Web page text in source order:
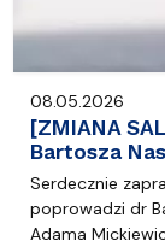
08.05.2026
[ZMIANA
Bartosza
Serdecznie
poprowadzi dr
Adama